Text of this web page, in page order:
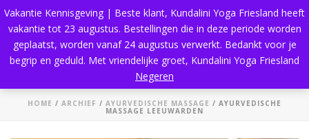
Ayurvedische Massage Leeuwarden
HOME / ARCHIEF / AYURVEDISCHE MASSAGE / AYURVEDISCHE
MASSAGE LEEUWARDEN
Vakantie Kennisgeving | Beste klant, Kundalini Yoga Friesland heeft
vakantie tot 23 augustus. Bestellingen die in deze periode worden
geplaatst, worden vanaf 24 augustus verwerkt. Bedankt voor je
begrip en geduld. Met vriendelijke groet, Kundalini Yoga Friesland
Negeren